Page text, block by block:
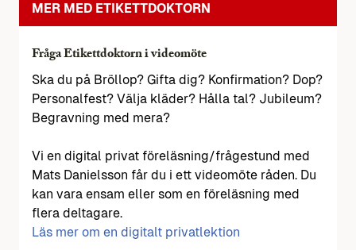
MER MED ETIKETTDOKTORN
Fråga Etikettdoktorn i videomöte
Ska du på Bröllop? Gifta dig? Konfirmation? Dop?
Personalfest? Välja kläder? Hålla tal? Jubileum?
Begravning med mera?
Vi en digital privat föreläsning/frågestund med
Mats Danielsson får du i ett videomöte råden. Du
kan vara ensam eller som en föreläsning med
flera deltagare.
Läs mer om en digitalt privatlektion